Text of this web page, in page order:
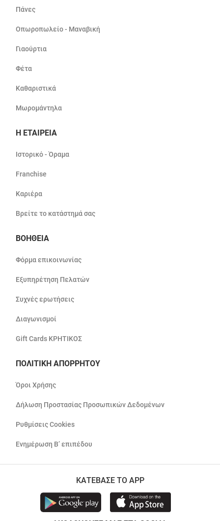
Πάνες
Οπωροπωλείο - Μαναβική
Γιαούρτια
Φέτα
Καθαριστικά
Μωρομάντηλα
Η ΕΤΑΙΡΕΙΑ
Ιστορικό - Όραμα
Franchise
Καριέρα
Βρείτε το κατάστημά σας
ΒΟΗΘΕΙΑ
Φόρμα επικοινωνίας
Εξυπηρέτηση Πελατών
Συχνές ερωτήσεις
Διαγωνισμοί
Gift Cards ΚΡΗΤΙΚΟΣ
ΠΟΛΙΤΙΚΗ ΑΠΟΡΡΗΤΟΥ
Όροι Χρήσης
Δήλωση Προστασίας Προσωπικών Δεδομένων
Ρυθμίσεις Cookies
Ενημέρωση Β’ επιπέδου
ΚΑΤΕΒΑΣΕ ΤΟ APP